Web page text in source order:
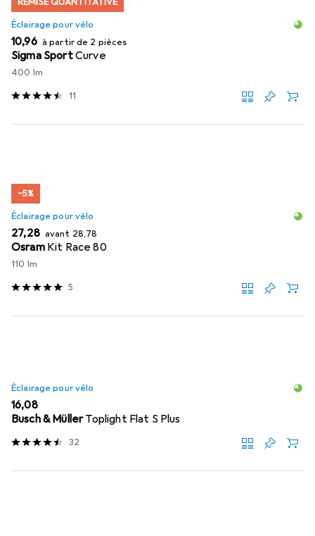
Éclairage pour vélo
EUR
10,96 à partir de 2 pièces
Sigma SportCurve
400 lm
11
−5%
Éclairage pour vélo
EUR
27,28 avant EUR
28,78
Osram Kit Race 80
110 lm
5
Éclairage pour vélo
EUR
16,08
Busch & MüllerToplight Flat S Plus
32